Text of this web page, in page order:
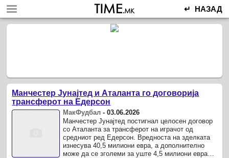
↵ НАЗАД
Манчестер Јунајтед и Аталанта го договорија
трансферот на Едерсон
МакФудбал -03.06.2026
Манчестер Јунајтед постигнал целосен договор
со Аталанта за трансферот на играчот од
средниот ред Едерсон. Вредноста на зделката
изнесува 40,5 милиони евра, а дополнително
може да се зголеми за уште 4,5 милиони евра